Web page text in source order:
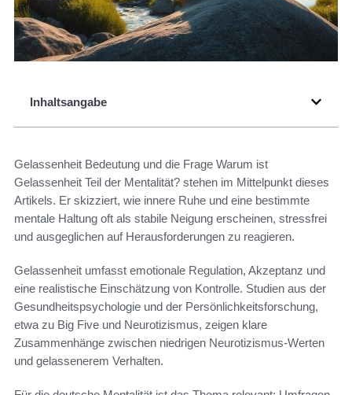
Inhaltsangabe
Gelassenheit Bedeutung und die Frage Warum ist
Gelassenheit Teil der Mentalität? stehen im Mittelpunkt dieses
Artikels. Er skizziert, wie innere Ruhe und eine bestimmte
mentale Haltung oft als stabile Neigung erscheinen, stressfrei
und ausgeglichen auf Herausforderungen zu reagieren.
Gelassenheit umfasst emotionale Regulation, Akzeptanz und
eine realistische Einschätzung von Kontrolle. Studien aus der
Gesundheitspsychologie und der Persönlichkeitsforschung,
etwa zu Big Five und Neurotizismus, zeigen klare
Zusammenhänge zwischen niedrigen Neurotizismus-Werten
und gelassenerem Verhalten.